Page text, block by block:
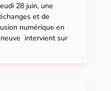
28 juin, une
et de
numérique en
intervient sur